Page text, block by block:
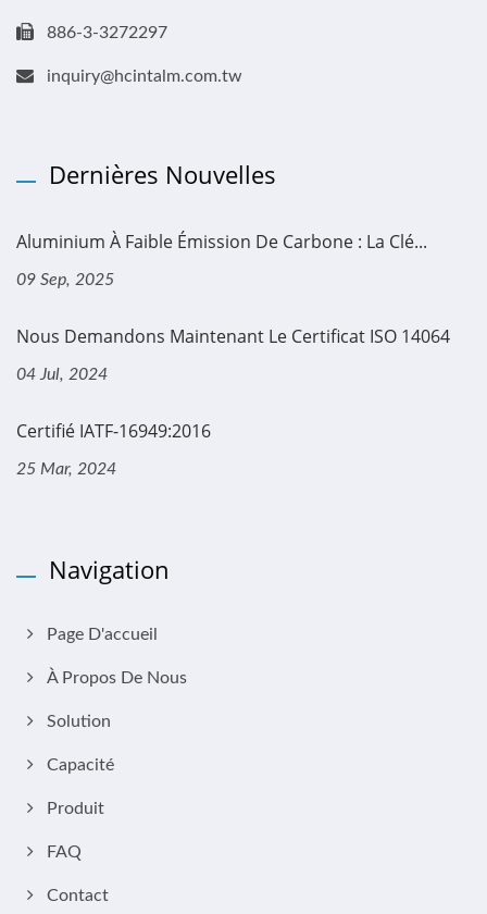
886-3-3272297
inquiry@hcintalm.com.tw
Dernières Nouvelles
Aluminium À Faible Émission De Carbone : La Clé...
09 Sep, 2025
Nous Demandons Maintenant Le Certificat ISO 14064
04 Jul, 2024
Certifié IATF-16949:2016
25 Mar, 2024
Navigation
Page D'accueil
À Propos De Nous
Solution
Capacité
Produit
FAQ
Contact